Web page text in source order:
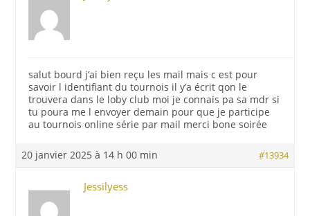
salut bourd j’ai bien reçu les mail mais c est pour
savoir l identifiant du tournois il y’a écrit qon le
trouvera dans le loby club moi je connais pa sa mdr si
tu poura me l envoyer demain pour que je participe
au tournois online série par mail merci bone soirée
20 janvier 2025 à 14 h 00 min #13934
Jessilyess